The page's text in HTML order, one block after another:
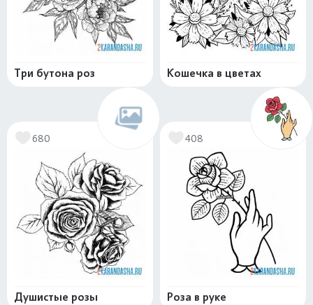
Три бутона роз Кошечка в цветах
680
Душистые розы
408
Роза в руке